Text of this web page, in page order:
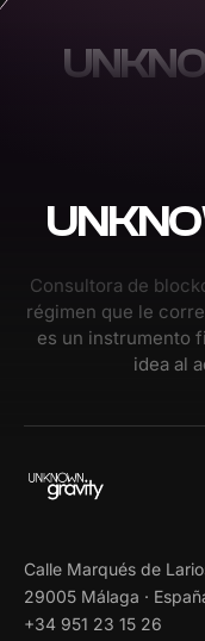
Consultora de
régimen que le
es un instrumento
idea al
Calle Marqués de
29005 Málaga ·
+34 951 23 15 26